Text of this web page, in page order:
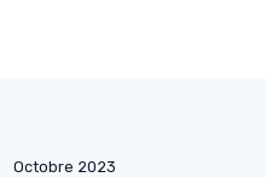
Octobre 2023